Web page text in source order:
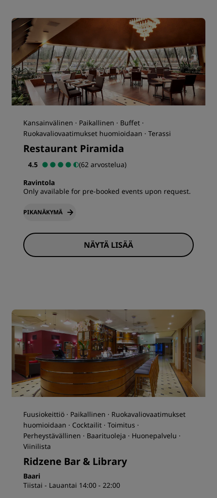
Kansainvälinen · Paikallinen · Buffet ·
Ruokavaliovaatimukset huomioidaan · Terassi
Restaurant Piramida
4.5
(62 arvostelua)
Ravintola
Only available for pre-booked events upon request.
PIKANÄKYMÄ
NÄYTÄ LISÄÄ
Fuusiokeittiö · Paikallinen · Ruokavaliovaatimukset
huomioidaan · Cocktailit · Toimitus ·
Perheystävällinen · Baarituoleja · Huonepalvelu ·
Viinilista
Ridzene Bar & Library
Baari
Tiistai - Lauantai 14:00 - 22:00